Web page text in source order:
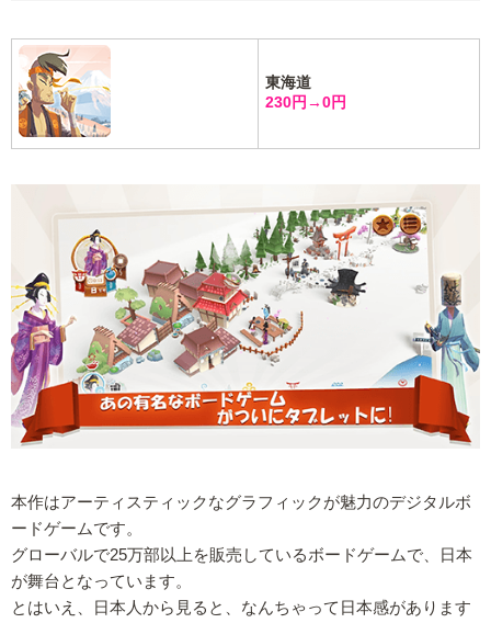
東海道
230円→0円
本作はアーティスティックなグラフィックが魅力のデジタルボ
ードゲームです。
グローバルで25万部以上を販売しているボードゲームで、日本
が舞台となっています。
とはいえ、日本人から見ると、なんちゃって日本感があります